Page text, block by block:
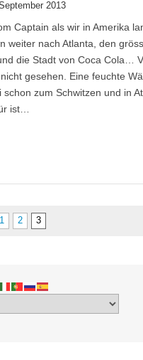
2013
Captain als wir in Amerika
weiter nach Atlanta, den
die Stadt von Coca Cola…
gesehen. Eine feuchte
schon zum Schwitzen und in
ist…
1 2 3